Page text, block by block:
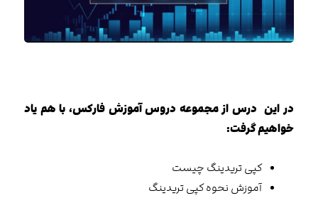
در این درس از مجموعه دروس آموزش فارکس، با هم یاد
خواهیم گرفت:
کپی تریدینگ چیست
آموزش نحوه کپی تریدینگ